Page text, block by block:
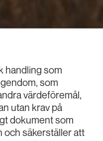
handling som
som
värdeföremål,
utan krav på
dokument som
och säkerställer att